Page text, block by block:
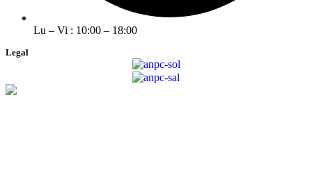
Lu – Vi : 10:00 – 18:00
Legal